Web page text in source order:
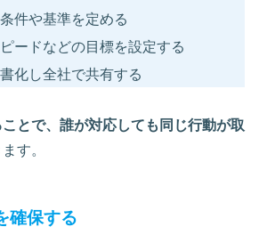
件や基準を定める
ードなどの目標を設定する
化し全社で共有する
とで、誰が対応しても同じ行動が取
す。
確保する